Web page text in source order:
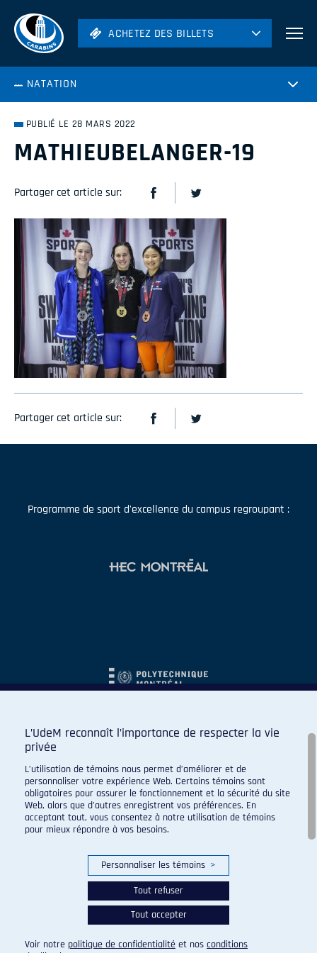
ACHETEZ DES BILLETS
ACHETEZ DES BILLETS
NATATION
PUBLIÉ LE 28 MARS 2022
MATHIEUBELANGER-19
Partager cet article sur:
Partager cet article sur:
Programme de sport d'excellence du campus regroupant :
© 2026 Carabins de l'Université de Montréal. Tous droits
réservés.
L’UdeM reconnaît l’importance de respecter la vie
privée
L’utilisation de témoins nous permet d’améliorer et de
personnaliser votre expérience Web. Certains témoins sont
obligatoires pour assurer le fonctionnement et la sécurité du site
Web, alors que d’autres enregistrent vos préférences. En
acceptant tout, vous consentez à notre utilisation de témoins
pour mieux répondre à vos besoins.
Personnaliser les témoins >
Tout refuser
Tout accepter
Voir notre politique de confidentialité et nos conditions